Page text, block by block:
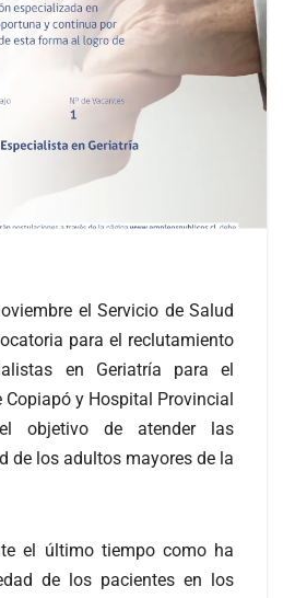
el Servicio de Salud
para el reclutamiento
en Geriatría para el
y Hospital Provincial
objetivo de atender las
de los adultos mayores de la
el último tiempo como ha
de los pacientes en los